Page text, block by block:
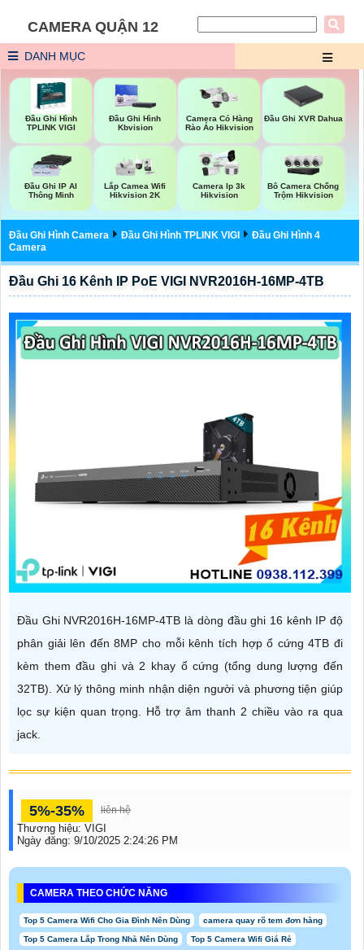
CAMERA QUẬN 12
DANH MỤC
Đầu Ghi Hình
TPLINK VIGI
Đầu Ghi Hình
Kbvision
Camera Có Hàng
Rào Ảo Hikvision
Đầu Ghi XVR Dahua
Đầu Ghi IP AI
Thông Minh
Lắp Camea Wifi
Hikvision 2K
Camera Ip 3k
Hikvision
Bô Camera Chống
Trộm Hikvision
Đầu Ghi Hình Camera Đầu Ghi Hình TPLINK VIGI
Đầu Ghi Hình 4
Camera
Đầu Ghi 16 Kênh IP PoE VIGI NVR2016H-16MP-4TB
Đầu Ghi NVR2016H-16MP-4TB là dòng đầu ghi 16 kênh IP độ
phân giải lên đến 8MP cho mỗi kênh tích hợp ổ cứng 4TB đi
kèm them đầu ghi và 2 khay ổ cứng (tổng dung lượng đến
32TB). Xử lý thông minh nhận diện người và phương tiện giúp
lọc sự kiện quan trọng. Hỗ trợ âm thanh 2 chiều vào ra qua
jack.
5%-35% liên hệ
Thương hiệu: VIGI
Ngày đăng: 9/10/2025 2:24:26 PM
CAMERA THEO CHỨC NĂNG
Top 5 Camera Wifi Cho Gia Đình Nên Dùng camera quay rõ tem đơn hàng
Top 5 Camera Lắp Trong Nhà Nên Dùng Top 5 Camera Wifi Giá Rẻ